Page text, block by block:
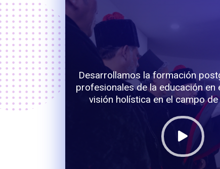
Desarrollamos la formación
profesionales de la educación en
visión holística en el campo de